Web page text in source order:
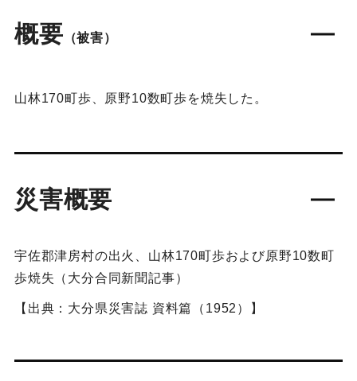
概要 （被害）
山林170町歩、原野10数町歩を焼失した。
災害概要
宇佐郡津房村の出火、山林170町歩および原野10数町
歩焼失（大分合同新聞記事）
【出典：大分県災害誌 資料篇（1952）】